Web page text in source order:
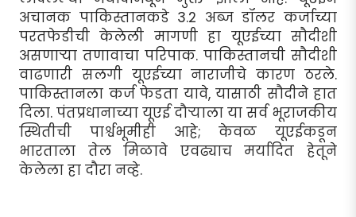
अचानक पाकिस्तानकडे 3.2 अब्ज डॉलर कर्जाच्या
परतफेडीची केलेली मागणी हा यूएईच्या सौदीशी
असणार्‍या तणावाचा परिपाक. पाकिस्तानची सौदीशी
वाढणारी सलगी यूएईच्या नाराजीचे कारण ठरले.
पाकिस्तानला कर्ज फेडता यावे, यासाठी सौदीने हात
दिला. पंतप्रधानाच्या यूएई दौर्‍याला या सर्व भूराजकीय
स्थितीची पार्श्वभूमीही आहे; केवळ यूएईकडून
भारताला तेल मिळावे एवढ्याच मर्यादित हेतूने
केलेला हा दौरा नव्हे.